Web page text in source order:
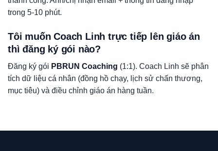
trong 5-10 phút.
Tôi muốn Coach Linh trực tiếp lên giáo án
thì đăng ký gói nào?
Đăng ký gói PBRUN Coaching (1:1). Coach Linh sẽ phân
tích dữ liệu cá nhân (đồng hồ chạy, lịch sử chấn thương,
mục tiêu) và điều chỉnh giáo án hàng tuần.